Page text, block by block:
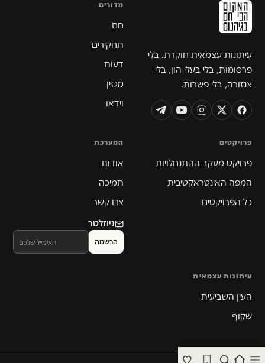
עיתונות עצמאית חוקרת. בלי
פרסומות, בלי בעלי הון, בלי
צנזורה, בלי פשרות.
מדורים
חם
תחקירים
דעות
מגזין
וידאו
פרויקטים
פרויקט מעקב ההתנחלויות
המפה האינטראקטיבית
כל הפרויקטים
המערכת
אודות
תמיכה
צרו קשר
ניוזלטר
עיתונות עצמאית
העין השביעית
שקוף